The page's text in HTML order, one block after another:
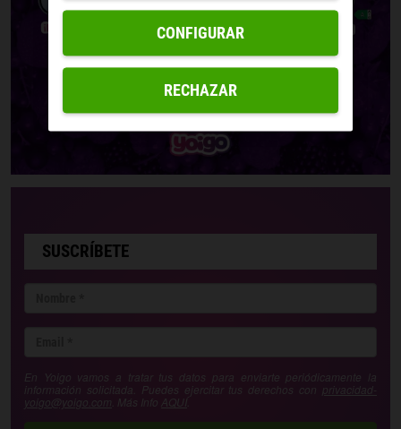
SUSCRÍBETE
En Yoigo vamos a tratar tus datos para enviarte periódicamente la
información solicitada. Puedes ejercitar tus derechos con privacidad-
yoigo@yoigo.com . Más Info AQUÍ
RECHAZAR
CONFIGURAR